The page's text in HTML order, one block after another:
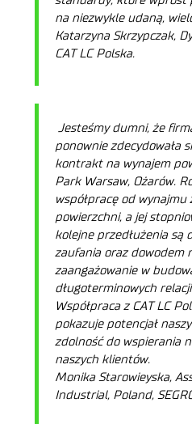
na niezwykle udaną,
Katarzyna Skrzypczak,
CAT LC Polska.
Jesteśmy dumni, że
ponownie zdecydowała
kontrakt na wynajem
Park Warsaw, Ożarów.
współpracę od wynajmu
powierzchni, a jej
kolejne przedłużenia są
zaufania oraz dowodem
zaangażowanie w
długoterminowych
Współpraca z CAT LC
pokazuje potencjał
zdolność do wspierania
naszych klientów.
Monika Starowieyska,
Industrial, Poland,